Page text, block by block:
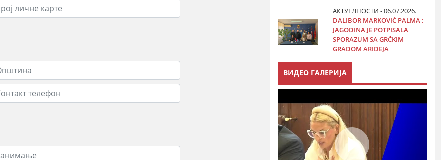
АКТУЕЛНОСТИ - 06.07.2026.
DALIBOR MARKOVIĆ PALMA :
JAGODINA JE POTPISALA
SPORAZUM SA GRČKIM
GRADOM ARIDEJA
ВИДЕО ГАЛЕРИЈА